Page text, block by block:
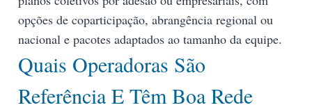
opções de coparticipação, abrangência regional ou
nacional e pacotes adaptados ao tamanho da equipe.
Quais Operadoras São
Referência E Têm Boa Rede